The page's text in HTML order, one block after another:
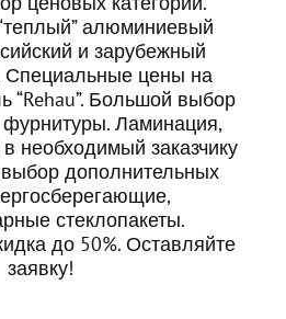
алюминиевый
и зарубежный
цены на
“Rehau”. Большой выбор
фурнитуры. Ламинация,
необходимый заказчику
дополнительных
стеклопакеты.
до 50%. Оставляйте
заявку!